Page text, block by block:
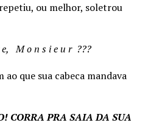
ou melhor, soletrou
M o n s i e u r ???
que sua cabeca mandava
CORRA PRA SAIA DA SUA